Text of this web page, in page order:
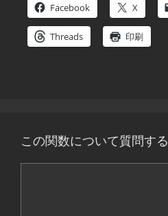
Facebook X
Threads 印刷
この関数について質問する